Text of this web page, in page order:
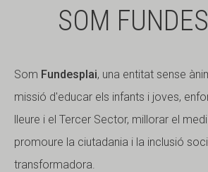
SOM
Som Fundesplai, una entitat sense
missió d'educar els infants i joves,
lleure i el Tercer Sector, millorar el
promoure la ciutadania i la inclusió
transformadora.